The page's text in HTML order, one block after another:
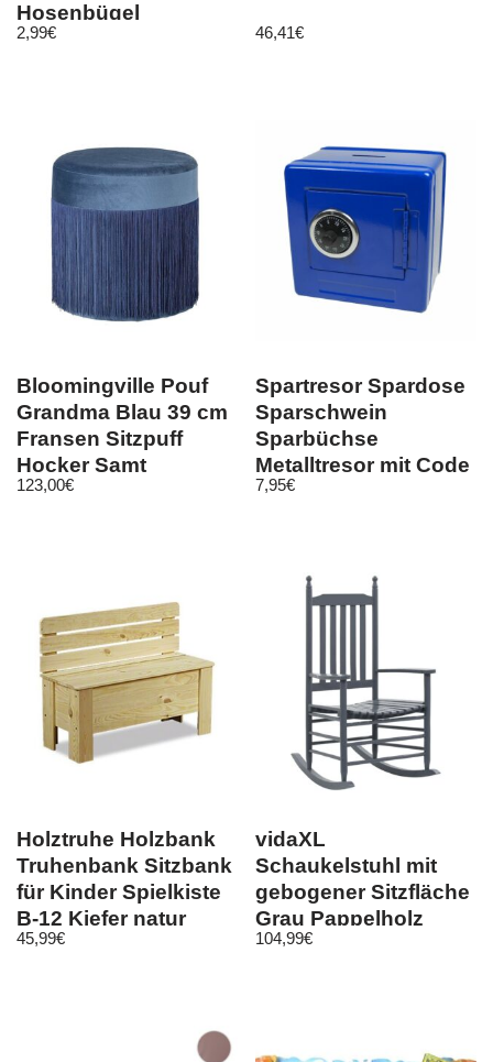
Hosenbügel
Kleiderbügel Bügel
2,99€ 46,41€
Bloomingville Pouf
Grandma Blau 39 cm
Fransen Sitzpuff
Hocker Samt
Beistelltisch
123,00€
Spartresor Spardose
Sparschwein
Sparbüchse
Metalltresor mit Code
Zahlenschloss
7,95€
Holztruhe Holzbank
Truhenbank Sitzbank
für Kinder Spielkiste
B-12 Kiefer natur
45,99€
vidaXL
Schaukelstuhl mit
gebogener Sitzfläche
Grau Pappelholz
104,99€